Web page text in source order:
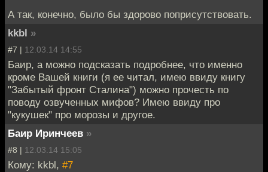
А так, конечно, было бы здорово поприсутствовать.
kkbl »
#7 | 12.03.14 14:55
Баир, а можно подсказать подробнее, что именно
кроме Вашей книги (я ее читал, имею ввиду книгу
"Забытый фронт Сталина") можно прочесть по
поводу озвученных мифов? Имею ввиду про
"кукушек" про морозы и другое.
Баир Иринчеев »
#8 | 12.03.14 15:05
Кому: kkbl, #7